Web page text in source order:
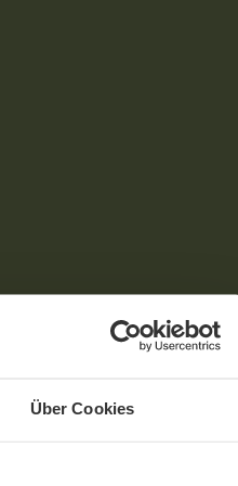
Über Cookies